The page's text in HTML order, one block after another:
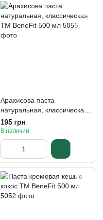
Арахисова паста
натуральная, классическая
ТМ BeneFit 500 мл
195 грн
В наличии